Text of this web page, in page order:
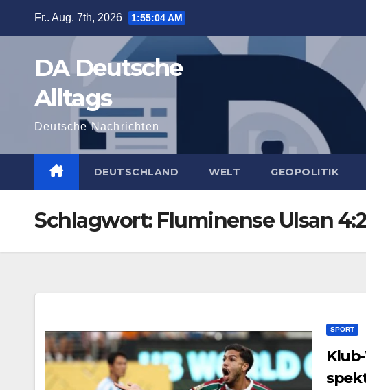
Fr.. Aug. 7th, 2026 1:55:05 AM
DA Deutsche
Alltags
Deutsche Nachrichten
DEUTSCHLAND WELT GEOPOLITIK
Schlagwort: Fluminense Ulsan 4:2
SPORT